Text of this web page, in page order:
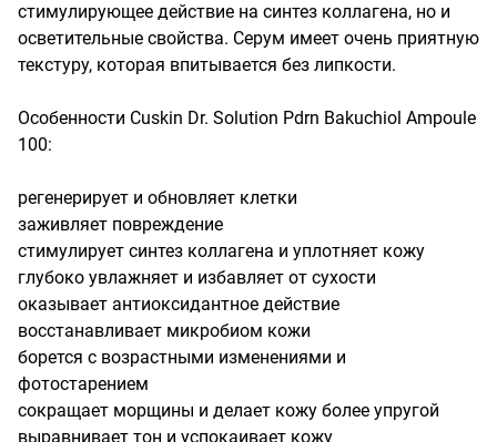
стимулирующее действие на синтез коллагена, но и
осветительные свойства. Серум имеет очень приятную
текстуру, которая впитывается без липкости.
Особенности Cuskin Dr. Solution Pdrn Bakuchiol Ampoule
100:
регенерирует и обновляет клетки
заживляет повреждение
стимулирует синтез коллагена и уплотняет кожу
глубоко увлажняет и избавляет от сухости
оказывает антиоксидантное действие
восстанавливает микробиом кожи
борется с возрастными изменениями и
фотостарением
сокращает морщины и делает кожу более упругой
выравнивает тон и успокаивает кожу